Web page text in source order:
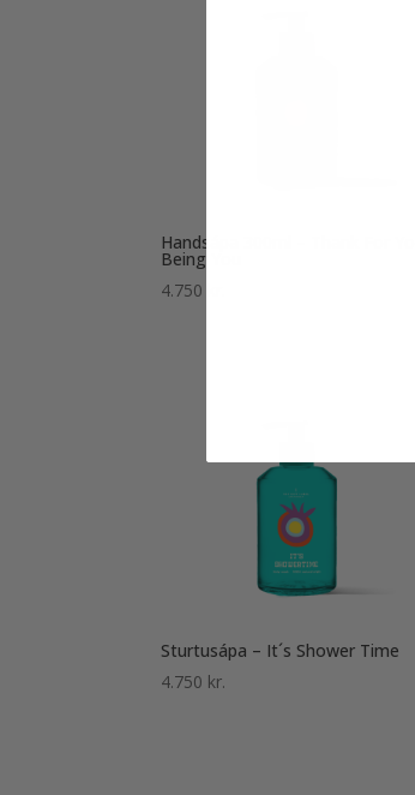
Handsápa 300ml – Thank For You
Being You
4.750
Sturtusápa – It´s Shower Time
4.750 kr.